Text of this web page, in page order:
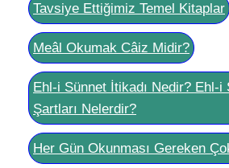
Tavsiye Ettiğimiz Temel Kitaplar
Meâl Okumak Câiz Midir?
Ehl-i Sünnet İtikadı Nedir? Ehl-i
Şartları Nelerdir?
Her Gün Okunması Gereken